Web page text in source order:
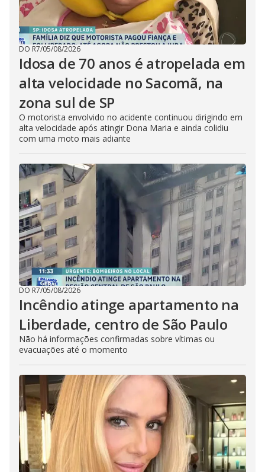
DO R7/05/08/2026
Idosa de 70 anos é atropelada em
alta velocidade no Sacomã, na
zona sul de SP
O motorista envolvido no acidente continuou dirigindo em
alta velocidade após atingir Dona Maria e ainda colidiu
com uma moto mais adiante
DO R7/05/08/2026
Incêndio atinge apartamento na
Liberdade, centro de São Paulo
Não há informações confirmadas sobre vítimas ou
evacuações até o momento